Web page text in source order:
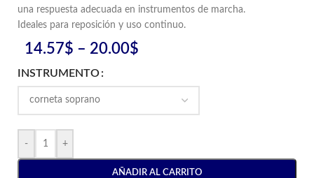
una respuesta adecuada en instrumentos de marcha.
Ideales para reposición y uso continuo.
14.57$ – 20.00$
INSTRUMENTO
- +
AÑADIR AL CARRITO